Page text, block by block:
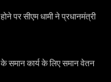
पर सीएम धामी ने प्रधानमंत्री
समान कार्य के लिए समान वेतन